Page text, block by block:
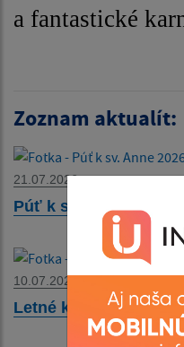
a fantastické
Zoznam aktualít:
21.07.2026
Púť k sv. Anne 2026
10.07.2026
Letné kino 19.7.2026